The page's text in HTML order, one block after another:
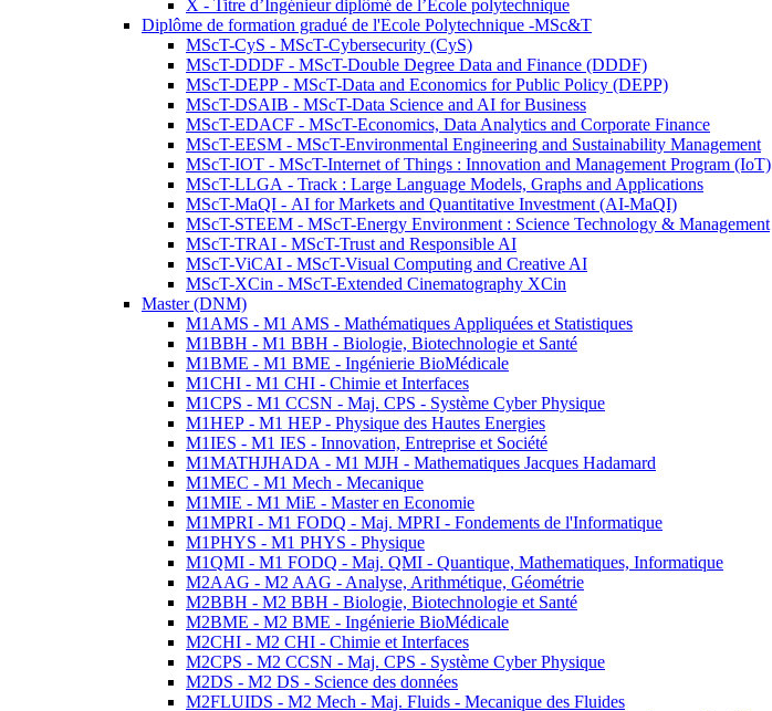
X - Titre d’Ingénieur diplômé de l’École polytechnique
Diplôme de formation gradué de l'Ecole Polytechnique -MSc&T
MScT-CyS - MScT-Cybersecurity (CyS)
MScT-DDDF - MScT-Double Degree Data and Finance (DDDF)
MScT-DEPP - MScT-Data and Economics for Public Policy (DEPP)
MScT-DSAIB - MScT-Data Science and AI for Business
MScT-EDACF - MScT-Economics, Data Analytics and Corporate Finance
MScT-EESM - MScT-Environmental Engineering and Sustainability Management
MScT-IOT - MScT-Internet of Things : Innovation and Management Program (IoT)
MScT-LLGA - Track : Large Language Models, Graphs and Applications
MScT-MaQI - AI for Markets and Quantitative Investment (AI-MaQI)
MScT-STEEM - MScT-Energy Environment : Science Technology & Management
MScT-TRAI - MScT-Trust and Responsible AI
MScT-ViCAI - MScT-Visual Computing and Creative AI
MScT-XCin - MScT-Extended Cinematography XCin
Master (DNM)
M1AMS - M1 AMS - Mathématiques Appliquées et Statistiques
M1BBH - M1 BBH - Biologie, Biotechnologie et Santé
M1BME - M1 BME - Ingénierie BioMédicale
M1CHI - M1 CHI - Chimie et Interfaces
M1CPS - M1 CCSN - Maj. CPS - Système Cyber Physique
M1HEP - M1 HEP - Physique des Hautes Energies
M1IES - M1 IES - Innovation, Entreprise et Société
M1MATHJHADA - M1 MJH - Mathematiques Jacques Hadamard
M1MEC - M1 Mech - Mecanique
M1MIE - M1 MiE - Master en Economie
M1MPRI - M1 FODQ - Maj. MPRI - Fondements de l'Informatique
M1PHYS - M1 PHYS - Physique
M1QMI - M1 FODQ - Maj. QMI - Quantique, Mathematiques, Informatique
M2AAG - M2 AAG - Analyse, Arithmétique, Géométrie
M2BBH - M2 BBH - Biologie, Biotechnologie et Santé
M2BME - M2 BME - Ingénierie BioMédicale
M2CHI - M2 CHI - Chimie et Interfaces
M2CPS - M2 CCSN - Maj. CPS - Système Cyber Physique
M2DS - M2 DS - Science des données
M2FLUIDS - M2 Mech - Maj. Fluids - Mecanique des Fluides